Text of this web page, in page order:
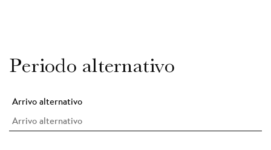
Periodo alternativo
Arrivo alternativo